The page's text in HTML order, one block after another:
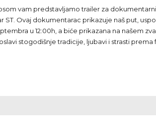
vam predstavljamo trailer za dokumentarni
ST. Ovaj dokumentarac prikazuje naš put,
u 12:00h, a biće prikazana na našem
stogodišnje tradicije, ljubavi i strasti prema